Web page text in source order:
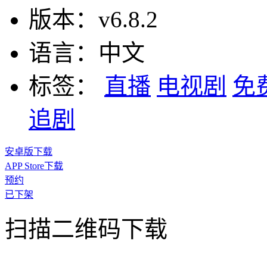
版本： v6.8.2
语言： 中文
标签：
直播 电视剧 免
追剧
安卓版下载
APP Store下载
预约
已下架
扫描二维码下载